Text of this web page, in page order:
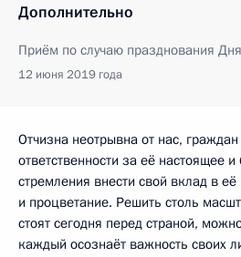
Дополнительно
Приём по случаю празднования
12 июня 2019 года
Отчизна неотрывна от нас,
ответственности за её настоящее
стремления внести свой вклад в её
и процветание. Решить столь
стоят сегодня перед страной,
каждый осознаёт важность своих